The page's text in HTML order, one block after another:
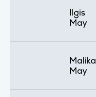
Ilgis
May
Malika
May